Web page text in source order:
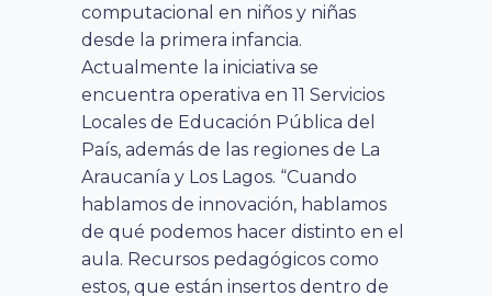
computacional en niños y niñas
desde la primera infancia.
Actualmente la iniciativa se
encuentra operativa en 11 Servicios
Locales de Educación Pública del
País, además de las regiones de La
Araucanía y Los Lagos. “Cuando
hablamos de innovación, hablamos
de qué podemos hacer distinto en el
aula. Recursos pedagógicos como
estos, que están insertos dentro de